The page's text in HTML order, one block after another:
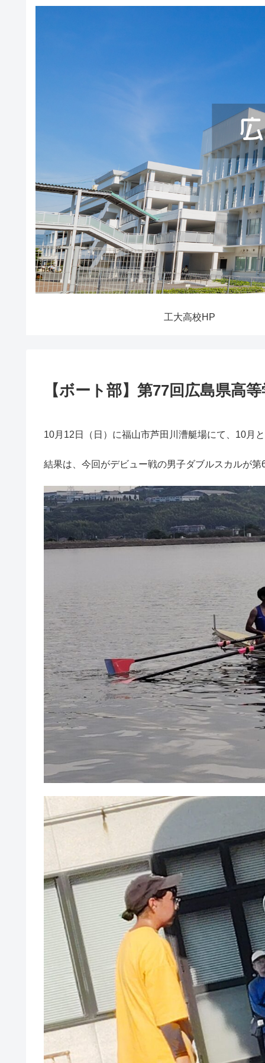
工大高校HP
【ボート部】第77回広島県高
10月12日（日）に福山市芦田川漕艇場にて、10月
結果は、今回がデビュー戦の男子ダブルスカルが